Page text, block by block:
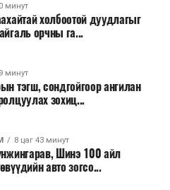
Манай Засгийн газар 33
ажлыг гацаанаас гаргалаа.
гүйцэтгэлтэй гацсан
ажлыг эхлүүллээ. 14
сонгон шалгаруулалт
өсөлтийн эсрэг, дэлхий
минут
холбоотой дуудлагыг
орчны га...
минут
тэгш, сондгойгоор ангилан
зохиц...
8 цаг 43 минут
Шинэ 100 айл
авто зогсо...